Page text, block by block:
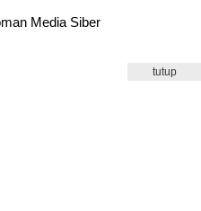
Media Siber
tutup